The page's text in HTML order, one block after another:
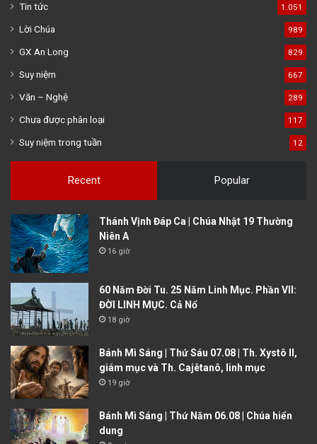
Tin tức 1.051
Lời Chúa 989
GX An Long 829
Suy niệm 667
Văn – Nghệ 289
Chưa được phân loại 117
Suy niệm trong tuần 12
Recent Popular
Thánh Vịnh Đáp Ca | Chúa Nhật 19 Thường
Niên A
16 giờ
60 Năm Đời Tu. 25 Năm Linh Mục. Phần VII:
ĐỜI LINH MỤC. Cả Nổ
18 giờ
Bánh Mì Sáng | Thứ Sáu 07.08 | Th. Xystô II,
giám mục và Th. Cajêtanô, linh mục
19 giờ
Bánh Mì Sáng | Thứ Năm 06.08 | Chúa hiển
dung